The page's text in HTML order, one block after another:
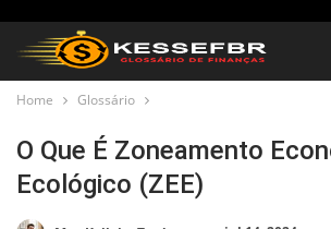
Home Glossário
O Que É Zoneamento
Ecológico (ZEE)